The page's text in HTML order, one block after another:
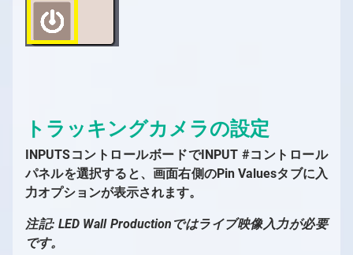
トラッキングカメラの設定
INPUTSコントロールボードでINPUT #コントロール
パネルを選択すると、画面右側のPin Valuesタブに入
力オプションが表示されます。
注記: LED Wall Productionではライブ映像入力が必要
です。